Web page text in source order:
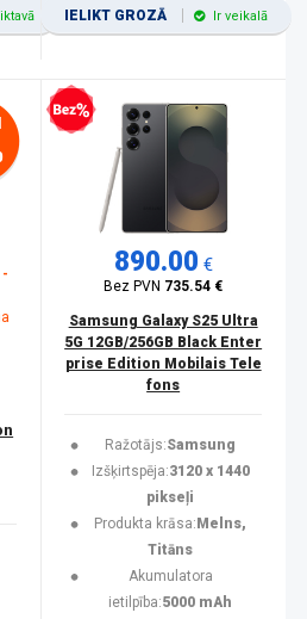
IELIKT GROZĀ Ir veikalā
Bezprocentu kredīts
890.00 €
Bez PVN 735.54 €
Samsung Galaxy S25 Ultra
5G 12GB/256GB Black Enter
prise Edition Mobilais Tele
fons
Ražotājs:Samsung
Izšķirtspēja:3120 x 1440
pikseļi
Produkta krāsa: Melns,
Titāns
Akumulatora
ietilpība:5000 mAh